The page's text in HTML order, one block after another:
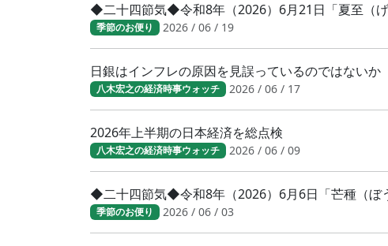
◆二十四節気◆令和8年（2026）6月21日「夏至（
季節のお便り 2026 / 06 / 19
日銀はインフレの原因を見誤っているのではないか
八木宏之の経済時事ウォッチ 2026 / 06 / 17
2026年上半期の日本経済を総点検
八木宏之の経済時事ウォッチ 2026 / 06 / 09
◆二十四節気◆令和8年（2026）6月6日「芒種（ぼ
季節のお便り 2026 / 06 / 03